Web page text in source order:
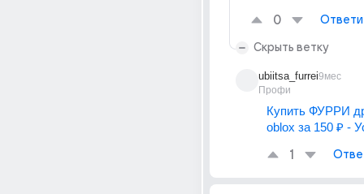
0
Скрыть ветку
ubiitsa_furrei
Профи
9мес
Купить ФУРРИ
oblox за 150 ₽ -
1